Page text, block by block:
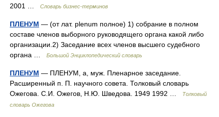
2001 …
Словарь бизнес-терминов
ПЛЕНУМ — (от лат. plenum полное) 1) собрание в полном
составе членов выборного руководящего органа какой либо
организации.2) Заседание всех членов высшего судебного
органа …
Большой Энциклопедический словарь
ПЛЕНУМ — ПЛЕНУМ, а, муж. Пленарное заседание.
Расширенный п. П. научного совета. Толковый словарь
Ожегова. С.И. Ожегов, Н.Ю. Шведова. 1949 1992 …
Толковый
словарь Ожегова